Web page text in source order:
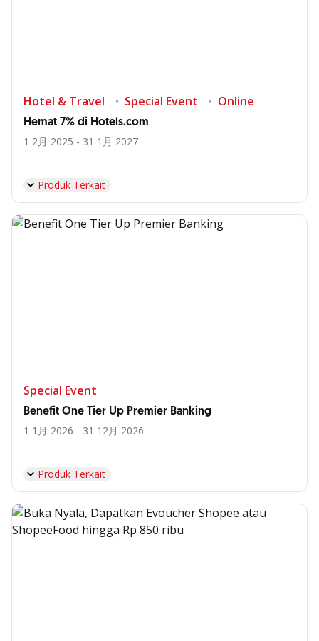
Hotel & Travel Special Event Online
Hemat 7% di Hotels.com
1 2月 2025 - 31 1月 2027
Produk Terkait
Special Event
Benefit One Tier Up Premier Banking
1 1月 2026 - 31 12月 2026
Produk Terkait